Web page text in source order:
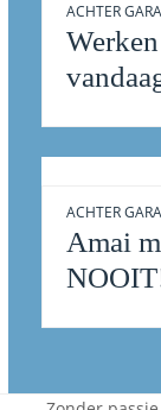
ACHTER
Amai
ACHTER